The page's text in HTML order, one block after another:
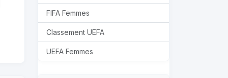
FIFA Femmes
Classement UEFA
UEFA Femmes